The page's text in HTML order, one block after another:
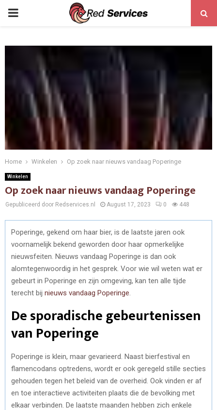
PRIMARY
Home Winkelen Op zoek naar nieuws vandaag Poperinge
Winkelen
Op zoek naar nieuws vandaag Poperinge
Gepubliceerd door Redservices.nl August 17, 2023 0 448
Poperinge, gekend om haar bier, is de laatste jaren ook
voornamelijk bekend geworden door haar opmerkelijke
nieuwsfeiten. Nieuws vandaag Poperinge is dan ook
alomtegenwoordig in het gesprek. Voor wie wil weten wat er
gebeurt in Poperinge en zijn omgeving, kan ten alle tijde
terecht bij nieuws vandaag Poperinge
De sporadische gebeurtenissen
van Poperinge
Poperinge is klein, maar gevarieerd. Naast bierfestival en
flamencodans optredens, wordt er ook geregeld stille secties
gehouden tegen het beleid van de overheid. Ook vinden er af
en toe interactieve activiteiten plaats die de bevolking met
elkaar verbinden. De laatste maanden hebben zich enkele